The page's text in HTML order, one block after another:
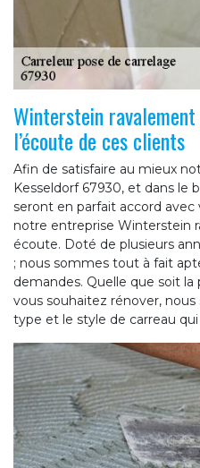
Winterstein
l’écoute de ces clients
Afin de satisfaire au mieux
Kesseldorf 67930, et dans le
seront en parfait accord avec
notre entreprise Winterstein
écoute. Doté de plusieurs
; nous sommes tout à fait
demandes. Quelle que soit
vous souhaitez rénover, nous
type et le style de carreau qui